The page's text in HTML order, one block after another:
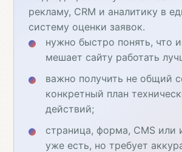
рекламу, CRM и аналитику в
систему оценки заявок.
нужно быстро понять, что
мешает сайту работать
важно получить не общий
конкретный план
действий;
страница, форма, CMS или
уже есть, но требует